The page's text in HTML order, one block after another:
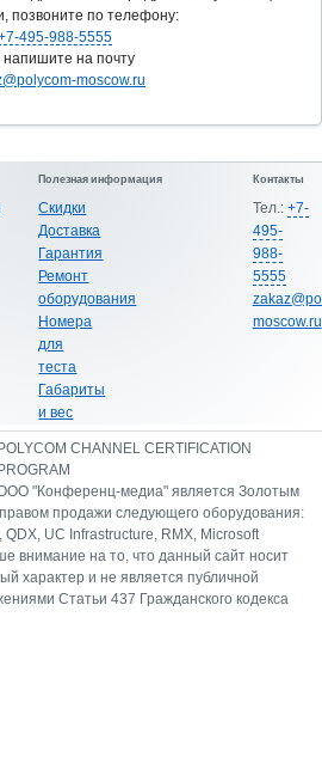
позвоните по телефону:
495-988-5555
напишите на почту
moscow.ru
Полезная информация
Скидки
Доставка
Гарантия
Ремонт
оборудования
Номера
для
теста
Габариты
и вес
Контакты
Тел.: +7-
495-
988-
5555
moscow.ru
POLYCOM CHANNEL CERTIFICATION
PROGRAM
"Конференц-медиа" является Золотым
продажи следующего оборудования:
UC Infrastructure, RMX, Microsoft
внимание на то, что данный сайт носит
характер и не является публичной
Статьи 437 Гражданского кодекса